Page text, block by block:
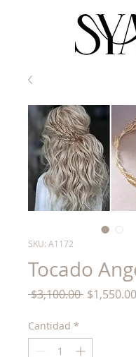
SKU: A1172
Tocado
$3,100.00 Precio
$1,550.00
Cantidad *